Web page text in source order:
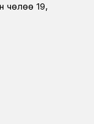
чөлөө 19,